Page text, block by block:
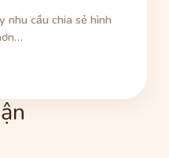
nhu cầu chia sẻ hình